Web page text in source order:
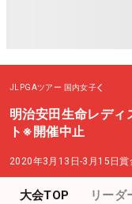
JLPGAツアー 国内女子
明治安田生命レディ
ト※開催中止
2020年3月13日-3月15日賞
大会TOP リーダ